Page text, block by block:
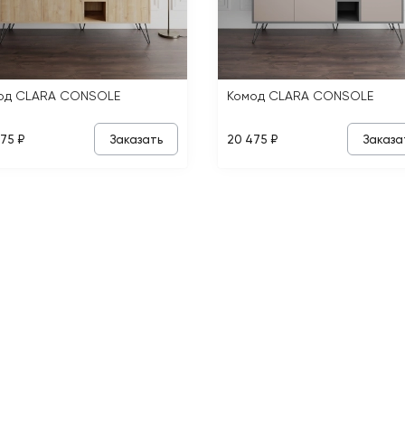
CLARA CONSOLE
₽ Заказать
Комод CLARA CONSOLE
20 475 ₽